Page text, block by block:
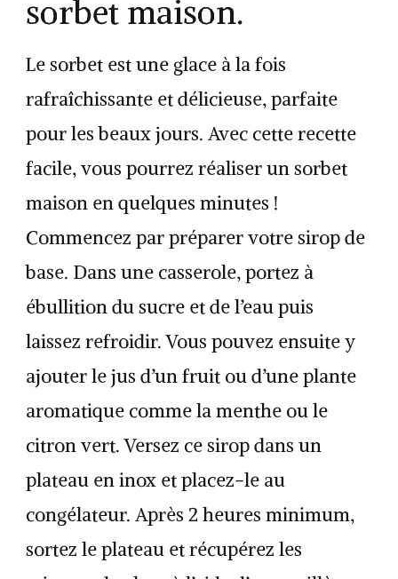
sorbet maison.
Le sorbet est une glace à la fois
rafraîchissante et délicieuse, parfaite
pour les beaux jours. Avec cette recette
facile, vous pourrez réaliser un sorbet
maison en quelques minutes !
Commencez par préparer votre sirop de
base. Dans une casserole, portez à
ébullition du sucre et de l’eau puis
laissez refroidir. Vous pouvez ensuite y
ajouter le jus d’un fruit ou d’une plante
aromatique comme la menthe ou le
citron vert. Versez ce sirop dans un
plateau en inox et placez-le au
congélateur. Après 2 heures minimum,
sortez le plateau et récupérez les